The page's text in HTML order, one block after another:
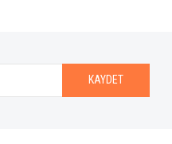
KAYDET